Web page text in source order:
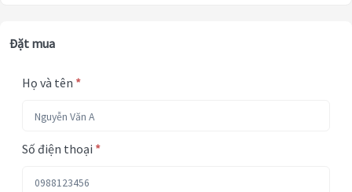
Đặt mua
Họ và tên *
Số điện thoại *